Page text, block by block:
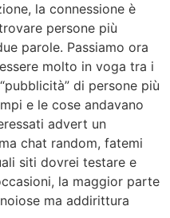
la connessione è
persone più
parole. Passiamo ora
molto in voga tra i
di persone più
e le cose andavano
advert un
chat random, fatemi
siti dovrei testare e
la maggior parte
ma addirittura